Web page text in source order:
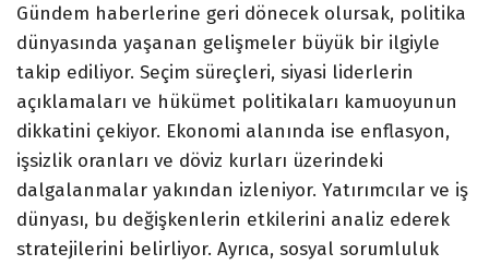
Gündem haberlerine geri dönecek olursak, politika
dünyasında yaşanan gelişmeler büyük bir ilgiyle
takip ediliyor. Seçim süreçleri, siyasi liderlerin
açıklamaları ve hükümet politikaları kamuoyunun
dikkatini çekiyor. Ekonomi alanında ise enflasyon,
işsizlik oranları ve döviz kurları üzerindeki
dalgalanmalar yakından izleniyor. Yatırımcılar ve iş
dünyası, bu değişkenlerin etkilerini analiz ederek
stratejilerini belirliyor. Ayrıca, sosyal sorumluluk